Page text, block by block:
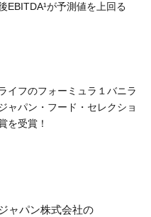
EBITDA¹が予測値を上回る
イフのフォーミュラ１バニラ
ャパン・フード・セレクショ
を受賞！
ャパン株式会社の